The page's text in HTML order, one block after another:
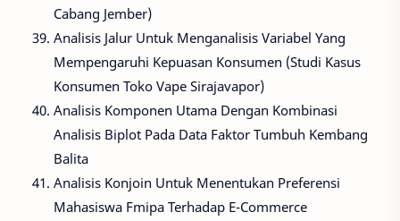
Cabang Jember)
Analisis Jalur Untuk Menganalisis Variabel Yang
Mempengaruhi Kepuasan Konsumen (Studi Kasus
Konsumen Toko Vape Sirajavapor)
Analisis Komponen Utama Dengan Kombinasi
Analisis Biplot Pada Data Faktor Tumbuh Kembang
Balita
Analisis Konjoin Untuk Menentukan Preferensi
Mahasiswa Fmipa Terhadap E-Commerce